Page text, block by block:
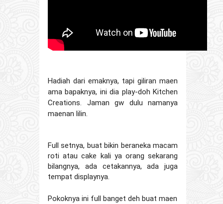
Hadiah dari emaknya, tapi giliran maen
ama bapaknya, ini dia play-doh Kitchen
Creations. Jaman gw dulu namanya
maenan lilin.
Full setnya, buat bikin beraneka macam
roti atau cake kali ya orang sekarang
bilangnya, ada cetakannya, ada juga
tempat displaynya.
Pokoknya ini full banget deh buat maen